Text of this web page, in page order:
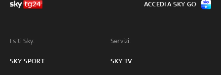
I siti Sky:
SKY SPORT
Servizi:
SKY TV
ACCEDI A SKY GO